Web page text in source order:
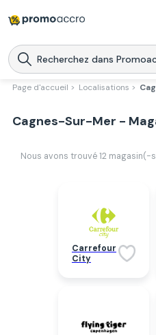
Magasins
Produits
Promoaccro
Page d'accueil > Localisations >
Cagnes-Sur-Mer -
Nous avons trouvé 12 magasin(-
Carrefour
City